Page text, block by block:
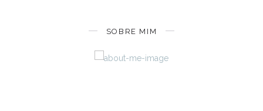
SOBRE MIM